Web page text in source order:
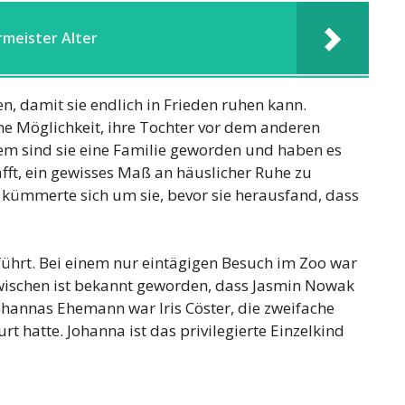
Alter
damit sie endlich in Frieden ruhen kann.
Möglichkeit, ihre Tochter vor dem anderen
sind sie eine Familie geworden und haben es
ein gewisses Maß an häuslicher Ruhe zu
sich um sie, bevor sie herausfand, dass
Bei einem nur eintägigen Besuch im Zoo war
ist bekannt geworden, dass Jasmin Nowak
Ehemann war Iris Cöster, die zweifache
hatte. Johanna ist das privilegierte Einzelkind